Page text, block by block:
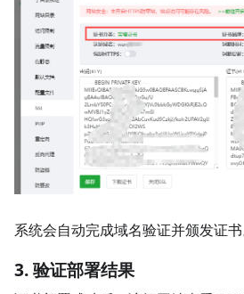
系统会自动完成域名验证并颁发证书
3. 验证部署结果